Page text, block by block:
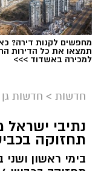
מחפשים לקנות דירה?
תמצאו את כל הדירות
למכירה באשדוד >>>
חדשות > חדשות גן
נתיבי ישראל
תחזוקה בכביש 4 – מחלף אשדוד
בימי ראשון